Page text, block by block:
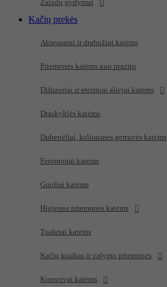
Žaizdų gydymui
Kačių prekės
Aksesuarai ir drabužiai katėms
Priemonės katėms nuo prazitų
Difuzoriai ir eteriniai aliejai katėms
Draskyklės katėms
Dubenėliai, kelioninės gertuvės katėms
Feromonai katėms
Guoliai katėms
Higienos priemonės katėms
Tualetai katėms
Kačių kraikas ir valymo priemonės
Konservai katėms